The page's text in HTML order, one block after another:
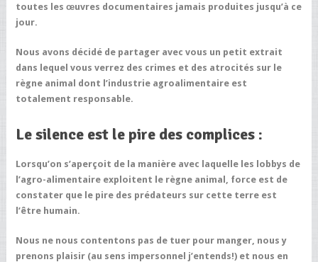
toutes les œuvres documentaires jamais produites jusqu’à ce
jour.
Nous avons décidé de partager avec vous un petit extrait
dans lequel vous verrez des crimes et des atrocités sur le
règne animal dont l’industrie agroalimentaire est
totalement responsable.
Le silence est le pire des complices :
Lorsqu’on s’aperçoit de la manière avec laquelle les lobbys de
l’agro-alimentaire exploitent le règne animal, force est de
constater que le pire des prédateurs sur cette terre est
l’être humain.
Nous ne nous contentons pas de tuer pour manger, nous y
prenons plaisir (au sens impersonnel j’entends!) et nous en